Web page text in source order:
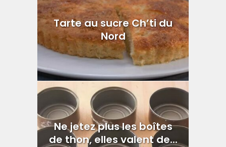
Tarte au sucre Ch’ti du
Nord
Ne jetez plus les boîtes
de thon, elles valent de...